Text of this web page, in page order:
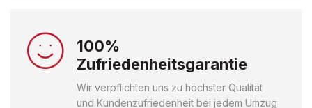
100%
Zufriedenheitsgarantie
Wir verpflichten uns zu höchster Qualität
und Kundenzufriedenheit bei jedem Umzug